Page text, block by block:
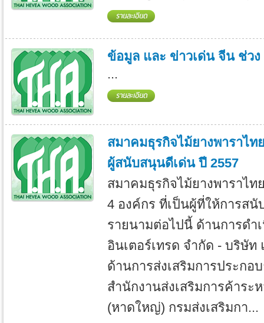
ข้อมูล และ ข่าวเด่น จีน ช่วง
...
สมาคมธุรกิจไม้ยางพาราไ
ผู้สนับสนุนดีเด่น ปี 2557
สมาคมธุรกิจไม้ยางพาราไ
4 องค์กร ที่เป็นผู้ที่ให้การส
รายนามต่อไปนี้ ด้านการดำ
อินเตอร์เทรด จำกัด - บริษัท
ด้านการส่งเสริมการประกอ
สำนักงานส่งเสริมการค้าระ
(หาดใหญ่) กรมส่งเสริมกา...